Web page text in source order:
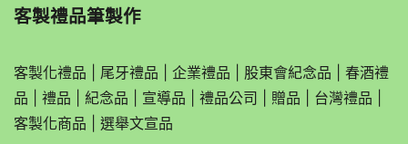
客製禮品筆製作
客製化禮品 尾牙禮品 企業禮品 股東會紀念品
春酒禮
品
禮品 紀念品 宣導品 禮品公司 贈品 台灣禮品
客製化商品
選舉文宣品